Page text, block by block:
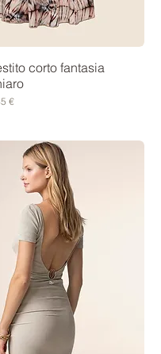
corto fantasia
scontato
€